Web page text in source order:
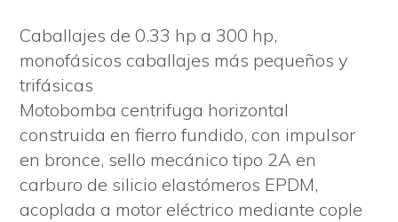
Caballajes de 0.33 hp a 300 hp,
monofásicos caballajes más pequeños y
trifásicas
Motobomba centrifuga horizontal
construida en fierro fundido, con impulsor
en bronce, sello mecánico tipo 2A en
carburo de silicio elastómeros EPDM,
acoplada a motor eléctrico mediante cople